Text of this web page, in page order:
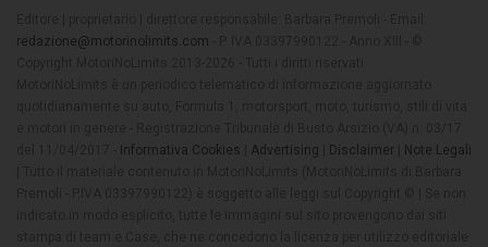
redazione@motorinolimits.com
Informativa Cookies Advertising Disclaimer
Note Legali